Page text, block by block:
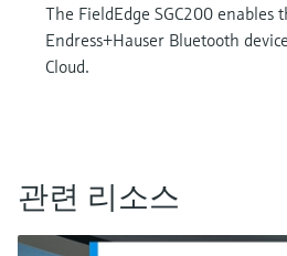
The FieldEdge SGC200 enables
Endress+Hauser Bluetooth
Cloud.
관련 리소스